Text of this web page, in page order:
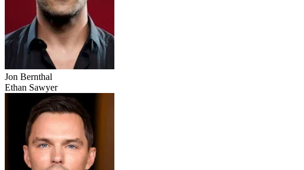
Jon Bernthal
Ethan Sawyer